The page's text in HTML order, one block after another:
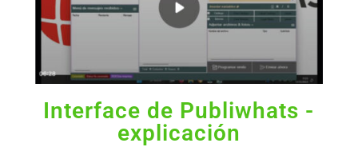
Interface de Publiwhats -
explicación